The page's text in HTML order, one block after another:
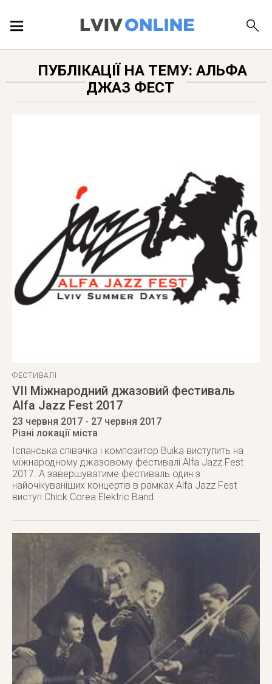
ДОВІДКА
ПУБЛІКАЦІЇ НА ТЕМУ: АЛЬФА
ДЖАЗ ФЕСТ
ФЕСТИВАЛІ
VII Міжнародний джазовий фестиваль
Alfa Jazz Fest 2017
23 червня 2017 - 27 червня 2017
Різні локації міста
Іспанська співачка і композитор Buika виступить на
міжнародному джазовому фестивалі Alfa Jazz Fest
2017. А завершуватиме фестиваль один з
найочікуваніших концертів в рамках Alfa Jazz Fest
виступ Chick Corea Elektric Band